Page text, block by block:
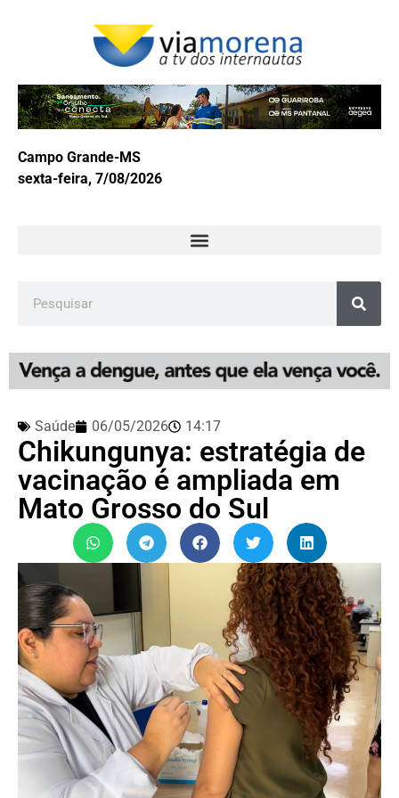
Campo Grande-MS
sexta-feira, 7/08/2026
Saúde 06/05/2026 14:17
Chikungunya: estratégia de
vacinação é ampliada em
Mato Grosso do Sul